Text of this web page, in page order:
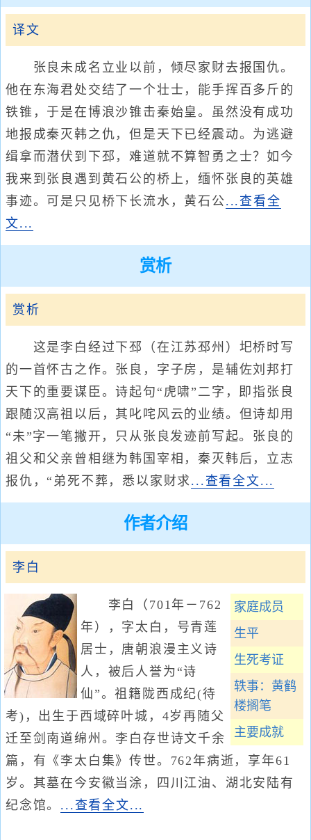
译文
张良未成名立业以前，倾尽家财去报国仇。
他在东海君处交结了一个壮士，能手挥百多斤的
铁锥，于是在博浪沙锥击秦始皇。虽然没有成功
地报成秦灭韩之仇，但是天下已经震动。为逃避
缉拿而潜伏到下邳，难道就不算智勇之士？如今
我来到张良遇到黄石公的桥上，缅怀张良的英雄
事迹。可是只见桥下长流水，黄石公 ...查看全
文...
赏析
赏析
这是李白经过下邳（在江苏邳州）圯桥时写
的一首怀古之作。张良，字子房，是辅佐刘邦打
天下的重要谋臣。诗起句“虎啸”二字，即指张良
跟随汉高祖以后，其叱咤风云的业绩。但诗却用
“未”字一笔撇开，只从张良发迹前写起。张良的
祖父和父亲曾相继为韩国宰相，秦灭韩后，立志
报仇，“弟死不葬，悉以家财求...查看全文...
作者介绍
李白
家庭成员
生平
生死考证
轶事：黄鹤
楼搁笔
主要成就
李白（701年－762
年），字太白，号青莲
居士，唐朝浪漫主义诗
人，被后人誉为“诗
仙”。祖籍陇西成纪(待
考)，出生于西域碎叶城，4岁再随父
迁至剑南道绵州。李白存世诗文千余
篇，有《李太白集》传世。762年病逝，享年61
岁。其墓在今安徽当涂，四川江油、湖北安陆有
纪念馆。 ...查看全文...